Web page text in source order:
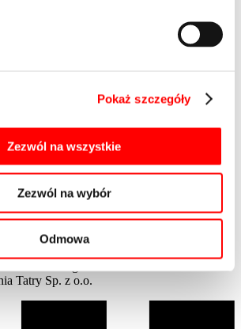
Pokaż szczegóły
Zezwól na wszystkie
Zezwól na wybór
Odmowa
jak fasady aluminiowe oraz drewniane
pokryciem szklanym, a także szklane
Bulwary Słowackiego 1, Zakopane
nadziemnych: 5 – 7
podziemnych: 1 (część hotelowa); 2 (część
158
od 28 do 175 m2
110 (część hotelowa) + 59 (część
14 072 m2 (część hotelowa) +
Tatry Sp. z o.o.